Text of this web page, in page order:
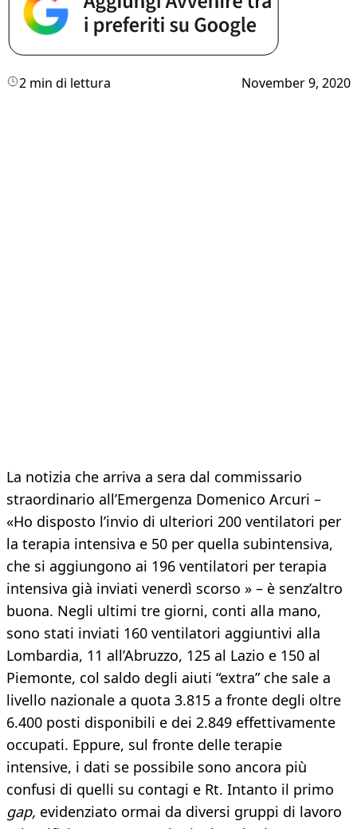
2 min di lettura November 9, 2020
La notizia che arriva a sera dal commissario
straordinario all’Emergenza Domenico Arcuri –
«Ho disposto l’invio di ulteriori 200 ventilatori per
la terapia intensiva e 50 per quella subintensiva,
che si aggiungono ai 196 ventilatori per terapia
intensiva già inviati venerdì scorso » – è senz’altro
buona. Negli ultimi tre giorni, conti alla mano,
sono stati inviati 160 ventilatori aggiuntivi alla
Lombardia, 11 all’Abruzzo, 125 al Lazio e 150 al
Piemonte, col saldo degli aiuti “extra” che sale a
livello nazionale a quota 3.815 a fronte degli oltre
6.400 posti disponibili e dei 2.849 effettivamente
occupati. Eppure, sul fronte delle terapie
intensive, i dati se possibile sono ancora più
confusi di quelli su contagi e Rt. Intanto il primo
gap, evidenziato ormai da diversi gruppi di lavoro